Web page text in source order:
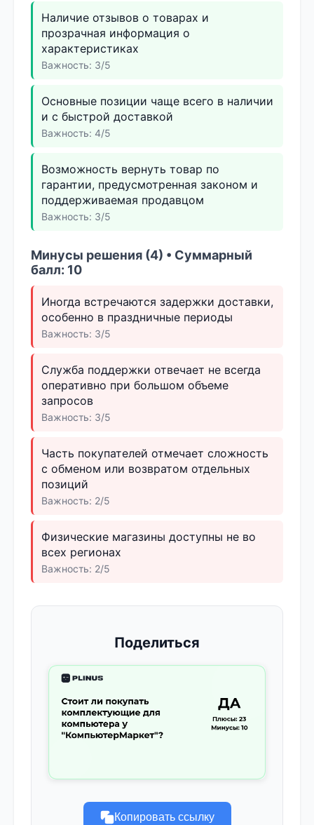
Наличие отзывов о товарах и
прозрачная информация о
характеристиках
Важность: 3/5
Основные позиции чаще всего в наличии
и с быстрой доставкой
Важность: 4/5
Возможность вернуть товар по
гарантии, предусмотренная законом и
поддерживаемая продавцом
Важность: 3/5
Минусы решения (4) • Суммарный
балл: 10
Иногда встречаются задержки доставки,
особенно в праздничные периоды
Важность: 3/5
Служба поддержки отвечает не всегда
оперативно при большом объеме
запросов
Важность: 3/5
Часть покупателей отмечает сложность
с обменом или возвратом отдельных
позиций
Важность: 2/5
Физические магазины доступны не во
всех регионах
Важность: 2/5
Поделиться
Копировать ссылку